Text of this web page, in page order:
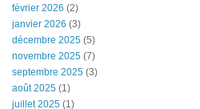
février 2026 (2)
janvier 2026 (3)
décembre 2025 (5)
novembre 2025 (7)
septembre 2025 (3)
août 2025 (1)
juillet 2025 (1)